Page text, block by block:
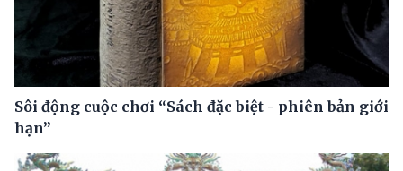
Sôi động cuộc chơi “Sách đặc biệt - phiên bản giới
hạn”